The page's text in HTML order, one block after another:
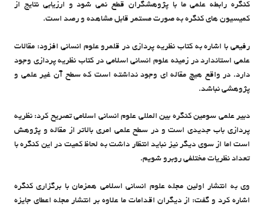
کنگره رابطه علمی ما با پژوهشگران قطع نمی شود و ارزیابی نتایج از
کمیسیون های کنگره به صورت مستمر قابل مشاهده و رصد است.
رفیعی با اشاره به کتاب نظریه پردازی در قلمرو علوم انسانی افزود: مقالات
علمی استاندارد در زمینه علوم انسانی اسلامی در کتاب نظریه پردازی وجود
دارد. در واقع هیچ مقاله ای وجود نداشته است که سطح آن غیر علمی و
پژوهشی نباشد.
دبیر علمی سومین کنگره بین المللی علوم انسانی اسلامی تصریح کرد: نظریه
پردازی باب جدیدی است و در سطح علمی امری بالاتر از مقاله و پژوهش
است اما از سوی دیگر نیز نباید انتظار داشت به لحاظ کمیت در این کنگره با
تعداد نظریات مختلفی روبرو شویم.
وی به انتشار اولین مجله علوم انسانی اسلامی همزمان با برگزاری کنگره
اشاره کرد و گفت: از دیگران اقدامات ما علاوه بر انتشار مجله اعطای جایزه